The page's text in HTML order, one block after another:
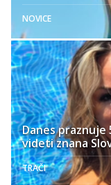
NOVICE
Danes
videti znana
TRAČI